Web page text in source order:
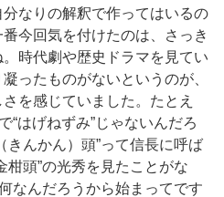
なりの解釈で作ってはいるの
今回気を付けたのは、さっき
時代劇や歴史ドラマを見てい
ったものがないというのが、
を感じていました。たとえ
“はげねずみ”じゃないんだろ
きんかん）頭”って信長に呼ば
柑頭”の光秀を見たことがな
なんだろうから始まってです